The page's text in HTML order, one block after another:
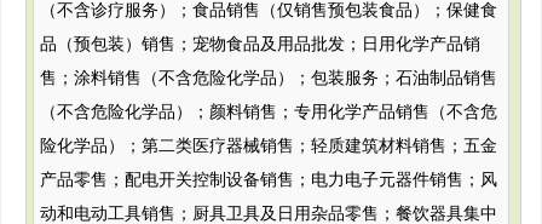
（不含诊疗服务）；食品销售（仅销售预包装食品）；保健食
品（预包装）销售；宠物食品及用品批发；日用化学产品销
售；涂料销售（不含危险化学品）；包装服务；石油制品销售
（不含危险化学品）；颜料销售；专用化学产品销售（不含危
险化学品）；第二类医疗器械销售；轻质建筑材料销售；五金
产品零售；配电开关控制设备销售；电力电子元器件销售；风
动和电动工具销售；厨具卫具及日用杂品零售；餐饮器具集中